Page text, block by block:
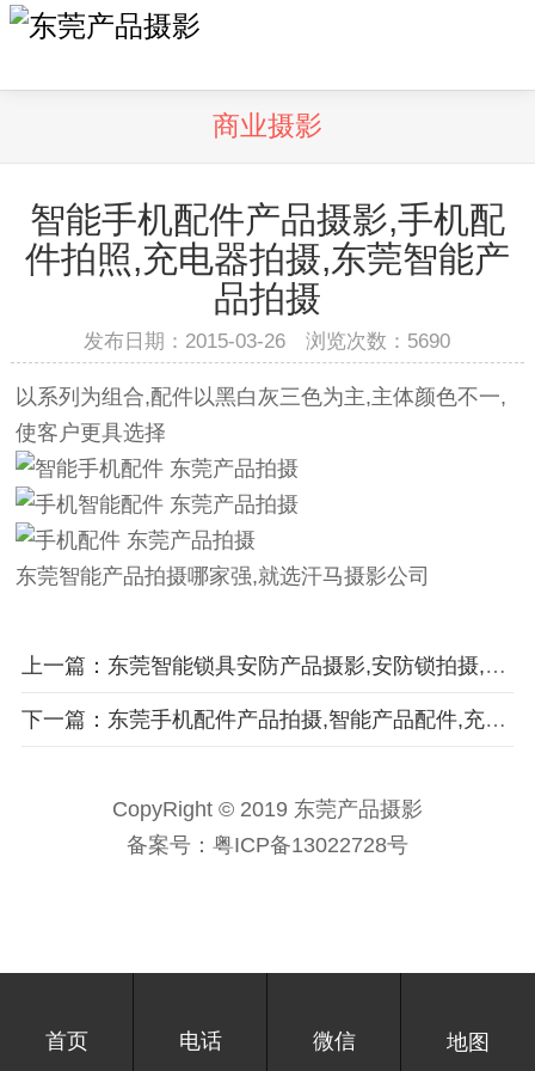
商业摄影
智能手机配件产品摄影,手机配
件拍照,充电器拍摄,东莞智能产
品拍摄
发布日期：2015-03-26 浏览次数： 5690
以系列为组合,配件以黑白灰三色为主,主体颜色不一,
使客户更具选择
东莞智能产品拍摄哪家强,就选汗马摄影公司
上一篇：东莞智能锁具安防产品摄影,安防锁拍摄,家居产品拍摄
下一篇：东莞手机配件产品拍摄,智能产品配件,充电器拍摄,手机壳摄影
CopyRight © 2019 东莞产品摄影
备案号： 粤ICP备13022728号
首页 电话 微信 地图